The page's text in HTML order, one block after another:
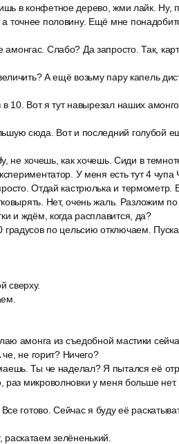
в конфетное дерево, жми лайк. Ну,
точнее половину. Ещё мне
Слабо? Да запросто. Так,
А ещё возьму пару капель
10. Вот я тут навырезал наших
сюда. Вот и последний голубой
не хочешь, как хочешь. Сиди в
У меня есть тут 4 чупа
Отдай кастрюлька и термометр.
Нет, очень жаль. Разложим по
и ждём, когда расплавится, да?
по цельсию отключаем.
сверху.
амонга из съедобной мастики
не горит? Ничего?
Ты че наделал? Я пытался её
микроволновки у меня больше нет.
готово. Сейчас я буду её
зелёненький.